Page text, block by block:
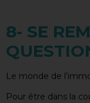
8- SE
Le monde de
Pour être dans la